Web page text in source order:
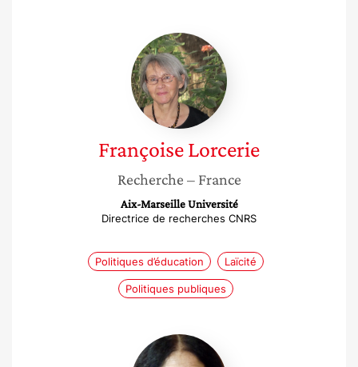
Françoise
Lorcerie
FrançoiseLorcerie
Recherche – France
Aix-Marseille Université
Directrice de recherches CNRS
Politiques d’éducation Laïcité
Politiques publiques
Françoise
Milewski